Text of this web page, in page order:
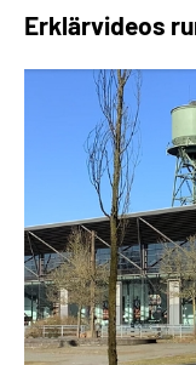
Erklärvideos